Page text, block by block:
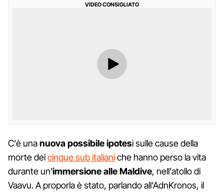
VIDEO CONSIGLIATO
C'è unanuova possibile ipotesi sulle cause della
morte deicinque sub italianiche hanno perso la vita
durante un'immersione alle Maldive, nell'atollo di
Vaavu. A proporla è stato, parlando all'AdnKronos, il